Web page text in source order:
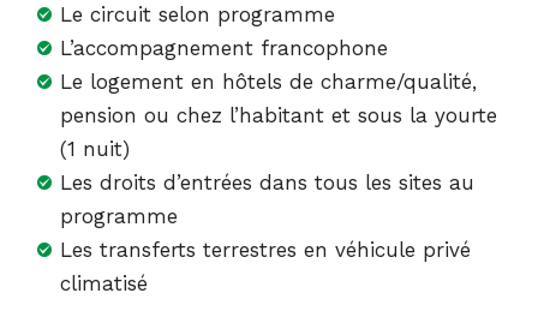
Le circuit selon programme
L’accompagnement francophone
Le logement en hôtels de charme/qualité,
pension ou chez l’habitant et sous la yourte
(1 nuit)
Les droits d’entrées dans tous les sites au
programme
Les transferts terrestres en véhicule privé
climatisé